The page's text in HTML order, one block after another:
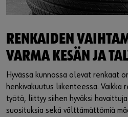
RENKAIDEN
VARMA KESÄN JA
Hyvässä kunnossa olevat renkaat
henkivakuutus liikenteessä. Vaikka
työtä, liittyy siihen hyväksi
suosituksia sekä välttämättömiä